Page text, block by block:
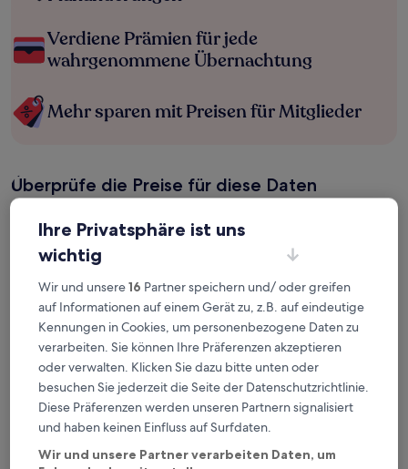
Verdiene Prämien für jede
wahrgenommene Übernachtung
Mehr sparen mit Preisen für Mitglieder
Überprüfe die Preise für diese Daten
Heute
6. Aug. - 7. Aug.
Dieses Wochenende
7. Aug. - 9. Aug.
Nächstes Wochenende
14. Aug. - 16. Aug.
Empfohlene Unterkünfte Preis (aufsteigend)
Deine Ausgangsbasis nahe Wire
Pass Trail
Ihre Privatsphäre ist uns
wichtig
Wir und unsere16 Partner speichern und/ oder greifen
auf Informationen auf einem Gerät zu, z.B. auf eindeutige
Kennungen in Cookies, um personenbezogene Daten zu
verarbeiten. Sie können Ihre Präferenzen akzeptieren
oder verwalten. Klicken Sie dazu bitte unten oder
besuchen Sie jederzeit die Seite der Datenschutzrichtlinie.
Diese Präferenzen werden unseren Partnern signalisiert
und haben keinen Einfluss auf Surfdaten.
Wir und unsere Partner verarbeiten Daten, um